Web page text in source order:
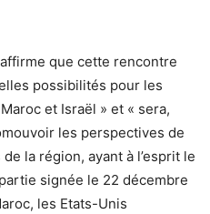
que cette rencontre
possibilités pour les
et Israël » et « sera,
les perspectives de
la région, ayant à l’esprit le
signée le 22 décembre
les Etats-Unis